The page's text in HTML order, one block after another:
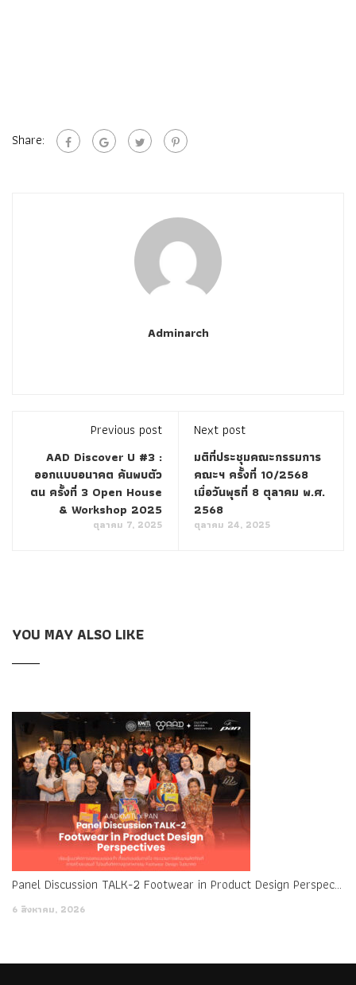
Share:
Adminarch
Previous post
AAD Discover U #3 :
ออกแบบอนาคต ค้นพบตัว
ตน ครั้งที่ 3 Open House
& Workshop 2025
ตุลาคม 7, 2025
Next post
มติที่ประชุมคณะกรรมการ
คณะฯ ครั้งที่ 10/2568
เมื่อวันพุธที่ 8 ตุลาคม พ.ศ.
2568
ตุลาคม 24, 2025
YOU MAY ALSO LIKE
Panel Discussion TALK-2 Footwear in Product Design Perspectives
6 สิงหาคม, 2026